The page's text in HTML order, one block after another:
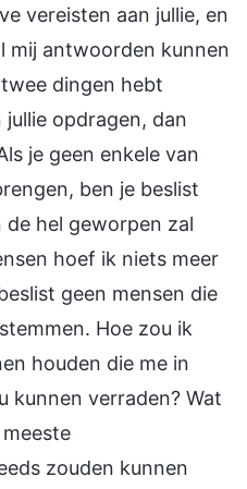
vereisten aan jullie, en
mij antwoorden kunnen
dingen hebt
opdragen, dan
je geen enkele van
ben je beslist
hel geworpen zal
hoef ik niets meer
geen mensen die
Hoe zou ik
houden die me in
kunnen verraden? Wat
zouden kunnen